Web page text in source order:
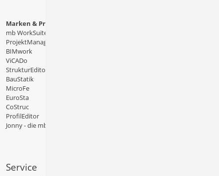
Marken & Produkte
mb WorkSuite
ProjektManager
BIMwork
ViCADo
StrukturEditor
BauStatik
MicroFe
EuroSta
CoStruc
ProfilEditor
Jonny - die mb-App
Service